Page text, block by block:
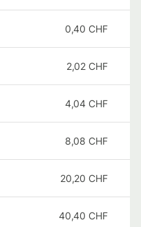
0,40 CHF
2,02 CHF
4,04 CHF
8,08 CHF
20,20 CHF
40,40 CHF